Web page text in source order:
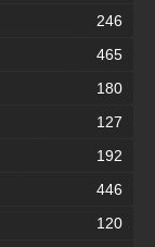
246
465
180
127
192
446
120